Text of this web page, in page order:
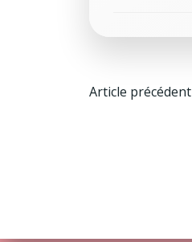
Post
Article précédent